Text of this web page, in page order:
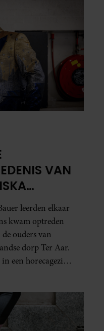
VAN
leerden elkaar
kwam optreden
ouders van
dorp Ter Aar.
een horecagezin